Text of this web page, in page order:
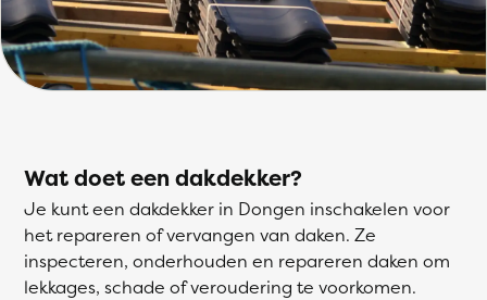
Wat doet een dakdekker?
Je kunt een dakdekker in Dongen inschakelen voor
het repareren of vervangen van daken. Ze
inspecteren, onderhouden en repareren daken om
lekkages, schade of veroudering te voorkomen.